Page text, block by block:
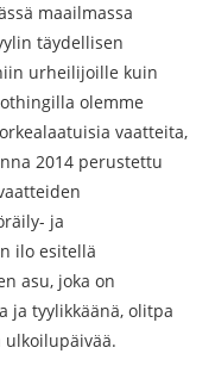
maailmassa
täydellisen
urheilijoille kuin
olemme
vaatteita,
2014 perustettu
ja
ilo esitellä
asu, joka on
ja tyylikkäänä, olitpa